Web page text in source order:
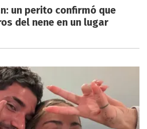
un perito confirmó que
del nene en un lugar